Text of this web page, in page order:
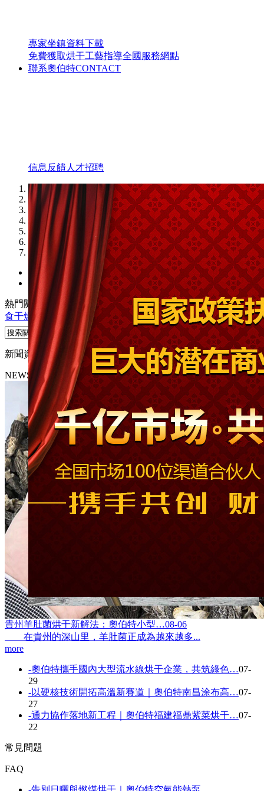
專家坐鎮資料下載
免費獲取烘干工藝指導全國服務網點
聯系奧伯特CONTACT
信息反饋人才招聘
1
2
5
7
熱門關鍵詞： 熱泵烘干機 熱泵干燥機 煙葉干燥機木材干燥機 糧
食干燥機
新聞資訊
NEWS
貴州羊肚菌烘干新解法：奧伯特小型…08-06
在貴州的深山里，羊肚菌正成為越來越多...
more
-奧伯特攜手國內大型流水線烘干企業，共筑綠色…07-
29
-以硬核技術開拓高溫新賽道｜奧伯特南昌涂布高…07-
27
-通力協作落地新工程｜奧伯特福建福鼎紫菜烘干…07-
22
常見問題
FAQ